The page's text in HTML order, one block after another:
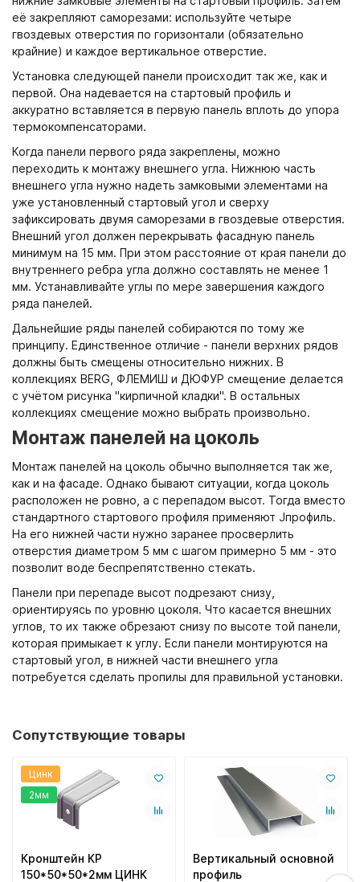
её закрепляют саморезами: используйте четыре
гвоздевых отверстия по горизонтали (обязательно
крайние) и каждое вертикальное отверстие.
Установка следующей панели происходит так же, как и
первой. Она надевается на стартовый профиль и
аккуратно вставляется в первую панель вплоть до упора
термокомпенсаторами.
Когда панели первого ряда закреплены, можно
переходить к монтажу внешнего угла. Нижнюю часть
внешнего угла нужно надеть замковыми элементами на
уже установленный стартовый угол и сверху
зафиксировать двумя саморезами в гвоздевые отверстия.
Внешний угол должен перекрывать фасадную панель
минимум на 15 мм. При этом расстояние от края панели до
внутреннего ребра угла должно составлять не менее 1
мм. Устанавливайте углы по мере завершения каждого
ряда панелей.
Дальнейшие ряды панелей собираются по тому же
принципу. Единственное отличие - панели верхних рядов
должны быть смещены относительно нижних. В
коллекциях BERG, ФЛЕМИШ и ДЮФУР смещение делается
с учётом рисунка "кирпичной кладки". В остальных
коллекциях смещение можно выбрать произвольно.
Монтаж панелей на цоколь
Монтаж панелей на цоколь обычно выполняется так же,
как и на фасаде. Однако бывают ситуации, когда цоколь
расположен не ровно, а с перепадом высот. Тогда вместо
стандартного стартового профиля применяют Jпрофиль.
На его нижней части нужно заранее просверлить
отверстия диаметром 5 мм с шагом примерно 5 мм - это
позволит воде беспрепятственно стекать.
Панели при перепаде высот подрезают снизу,
ориентируясь по уровню цоколя. Что касается внешних
углов, то их также обрезают снизу по высоте той панели,
которая примыкает к углу. Если панели монтируются на
стартовый угол, в нижней части внешнего угла
потребуется сделать пропилы для правильной установки.
Сопутствующие товары
Цинк
2мм
Кронштейн КР
150*50*50*2мм ЦИНК
Вертикальный основной
профиль